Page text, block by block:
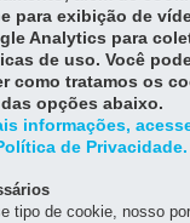
para exibição de
Analytics para
de uso. Você
como tratamos os
opções abaixo.
informações,
de Privacidade.
tipo de cookie, nosso